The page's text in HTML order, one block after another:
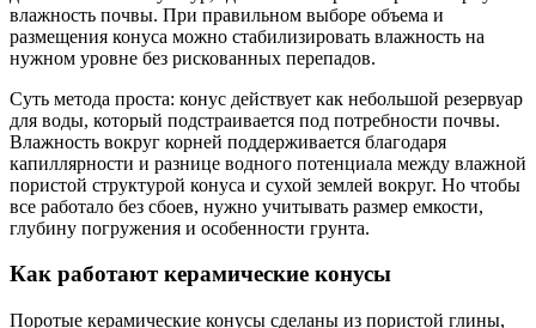
влажность почвы. При правильном выборе объема и
размещения конуса можно стабилизировать влажность на
нужном уровне без рискованных перепадов.
Суть метода проста: конус действует как небольшой резервуар
для воды, который подстраивается под потребности почвы.
Влажность вокруг корней поддерживается благодаря
капиллярности и разнице водного потенциала между влажной
пористой структурой конуса и сухой землей вокруг. Но чтобы
все работало без сбоев, нужно учитывать размер емкости,
глубину погружения и особенности грунта.
Как работают керамические конусы
Поротые керамические конусы сделаны из пористой глины,